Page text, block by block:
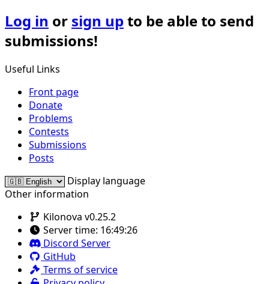
Log in or sign upto be able to send
submissions!
Useful Links
Front page
Donate
Problems
Contests
Submissions
Posts
Display language
Other information
Kilonova v0.25.2
Server time: 16:49:26
Discord Server
GitHub
Terms of service